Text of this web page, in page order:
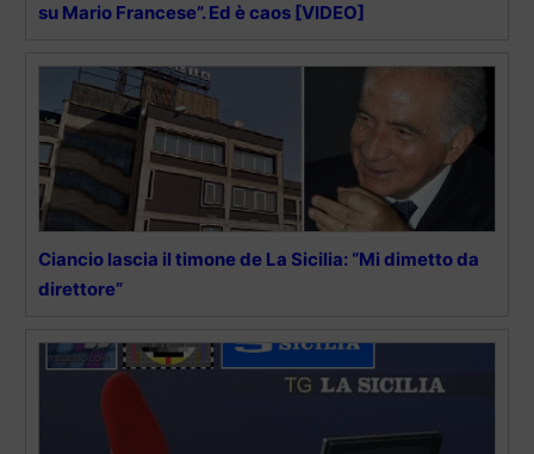
su Mario Francese”. Ed è caos [VIDEO]
Ciancio lascia il timone de La Sicilia: “Mi dimetto da
direttore”